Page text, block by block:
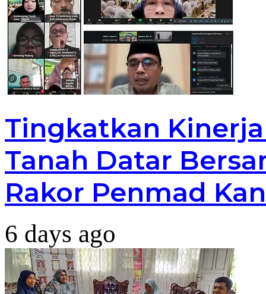
Tingkatkan
Tanah Datar
Rakor Penmad
6 days ago